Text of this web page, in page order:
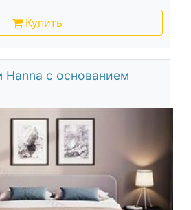
Купить
Hanna с основанием